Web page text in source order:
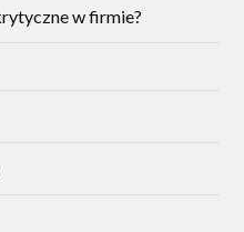
w firmie?